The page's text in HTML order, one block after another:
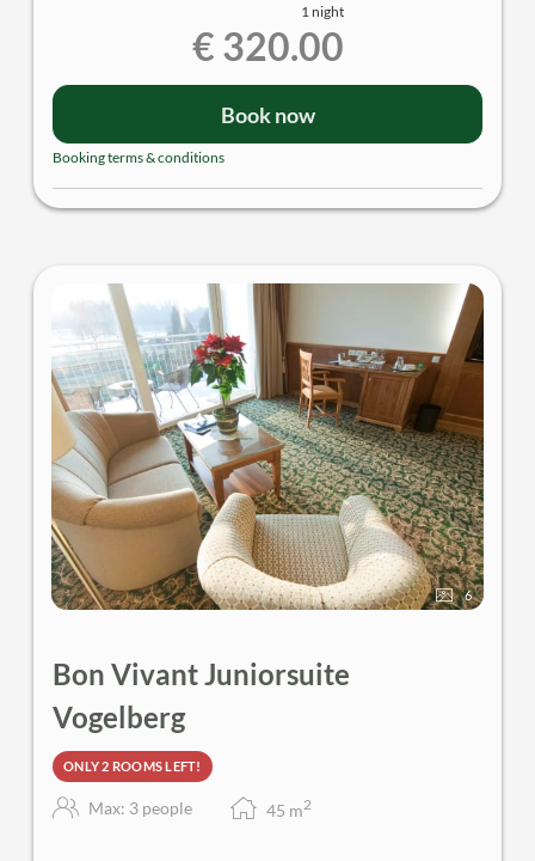
Holz- und Steinböden | großer Balkon mit herrlichem
Schrankraum | Badezimmer mit Dusche | separates
WC | Klimatisierung mittels Kühldecke | TV | Sitzecke
| Zimmersafe | Minibar
1 night
€ 320.00
Book now
Booking terms & conditions
6
Bon Vivant Juniorsuite
Vogelberg
ONLY 2 ROOMS LEFT!
Max: 3 people 45 m2